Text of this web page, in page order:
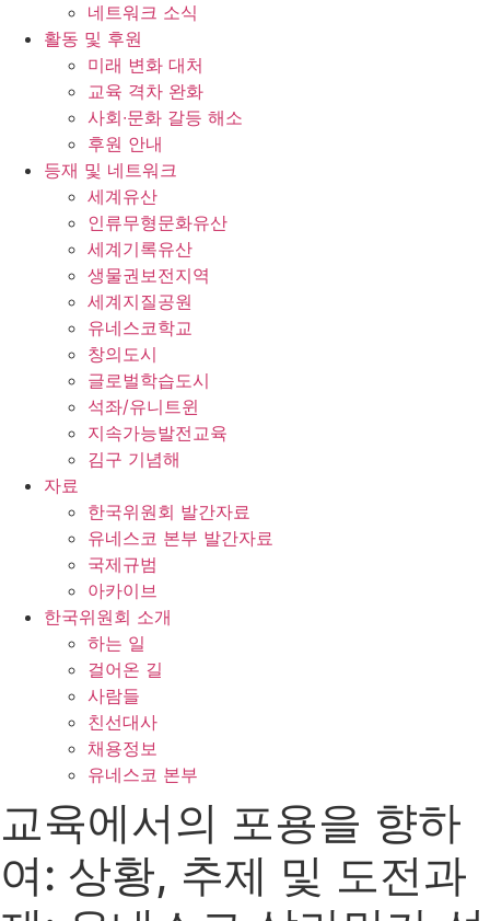
네트워크 소식
활동 및 후원
미래 변화 대처
교육 격차 완화
사회∙문화 갈등 해소
후원 안내
등재 및 네트워크
세계유산
인류무형문화유산
세계기록유산
생물권보전지역
세계지질공원
유네스코학교
창의도시
글로벌학습도시
석좌/유니트윈
지속가능발전교육
김구 기념해
자료
한국위원회 발간자료
유네스코 본부 발간자료
국제규범
아카이브
한국위원회 소개
하는 일
걸어온 길
사람들
친선대사
채용정보
유네스코 본부
교육에서의 포용을 향하
여: 상황, 추제 및 도전과